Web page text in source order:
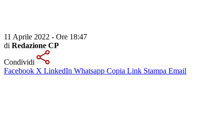
11 Aprile 2022 - Ore 18:47
di Redazione CP
Condividi
Facebook X LinkedIn Whatsapp Copia Link Stampa Email